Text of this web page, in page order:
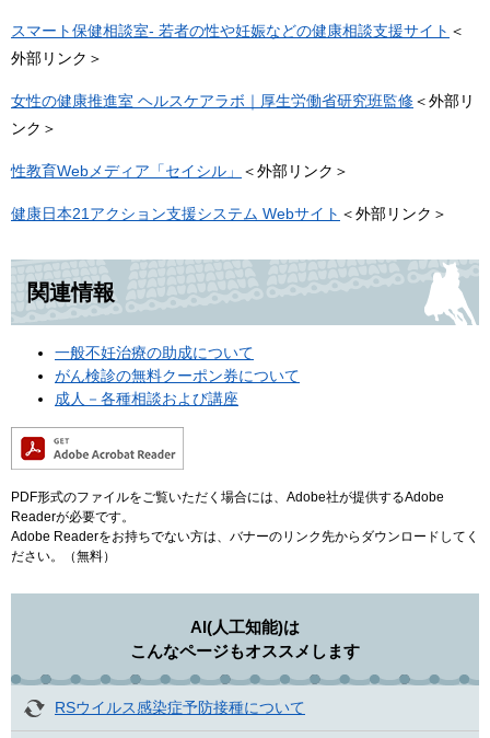
スマート保健相談室- 若者の性や妊娠などの健康相談支援サイト ＜
外部リンク＞
女性の健康推進室 ヘルスケアラボ｜厚生労働省研究班監修＜外部リ
ンク＞
性教育Webメディア「セイシル」 ＜外部リンク＞
健康日本21アクション支援システム Webサイト ＜外部リンク＞
関連情報
一般不妊治療の助成について
がん検診の無料クーポン券について
成人－各種相談および講座
PDF形式のファイルをご覧いただく場合には、Adobe社が提供するAdobe
Readerが必要です。
Adobe Readerをお持ちでない方は、バナーのリンク先からダウンロードしてく
ださい。（無料）
AI(人工知能)は
こんなページもオススメします
RSウイルス感染症予防接種について